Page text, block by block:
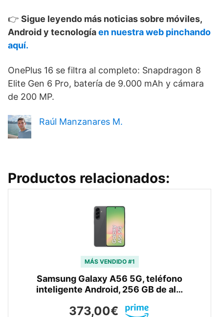
👉 Sigue leyendo más noticias sobre móviles,
Android y tecnologíaen nuestra web pinchando
aquí.
OnePlus 16 se filtra al completo: Snapdragon 8
Elite Gen 6 Pro, batería de 9.000 mAh y cámara
de 200 MP.
Raúl Manzanares M.
Productos relacionados:
MÁS VENDIDO #1
Samsung Galaxy A56 5G, teléfono
inteligente Android, 256 GB de al…
373,00€